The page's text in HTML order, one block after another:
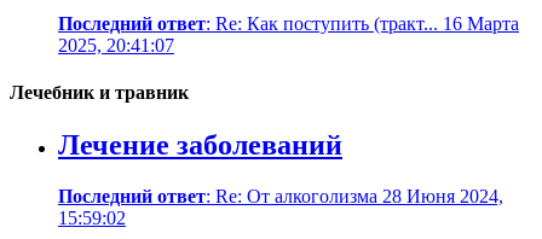
Последний ответ: Re: Как поступить (тракт... 16 Марта
2025, 20:41:07
Лечебник и травник
Лечение заболеваний
Последний ответ: Re: От алкоголизма 28 Июня 2024,
15:59:02